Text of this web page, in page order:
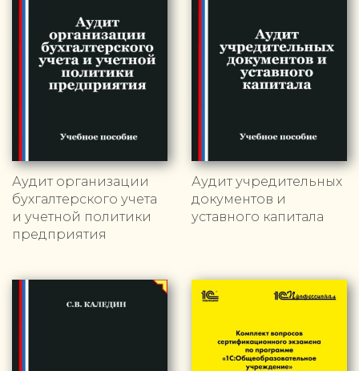
Аудит организации
бухгалтерского учета
и учетной политики
предприятия
Аудит учредительных
документов и
уставного капитала